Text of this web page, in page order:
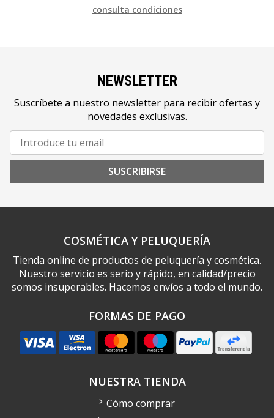
consulta condiciones
NEWSLETTER
Suscríbete a nuestro newsletter para recibir ofertas y
novedades exclusivas.
SUSCRIBIRSE
COSMÉTICA Y PELUQUERÍA
Tienda online de productos de peluquería y cosmética.
Nuestro servicio es serio y rápido, en calidad/precio
somos insuperables. Hacemos envíos a todo el mundo.
FORMAS DE PAGO
NUESTRA TIENDA
Cómo comprar